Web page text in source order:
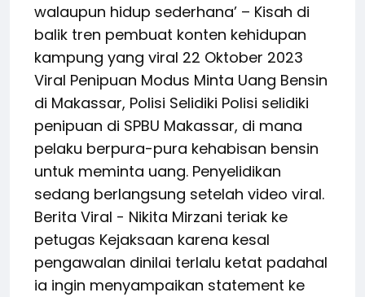
walaupun hidup sederhana’ – Kisah di
balik tren pembuat konten kehidupan
kampung yang viral 22 Oktober 2023
Viral Penipuan Modus Minta Uang Bensin
di Makassar, Polisi Selidiki Polisi selidiki
penipuan di SPBU Makassar, di mana
pelaku berpura-pura kehabisan bensin
untuk meminta uang. Penyelidikan
sedang berlangsung setelah video viral.
Berita Viral - Nikita Mirzani teriak ke
petugas Kejaksaan karena kesal
pengawalan dinilai terlalu ketat padahal
ia ingin menyampaikan statement ke